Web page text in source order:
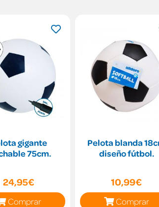
gigante
75cm.
24,95€
Comprar
Pelota blanda
diseño fútbol.
10,99€
Comprar